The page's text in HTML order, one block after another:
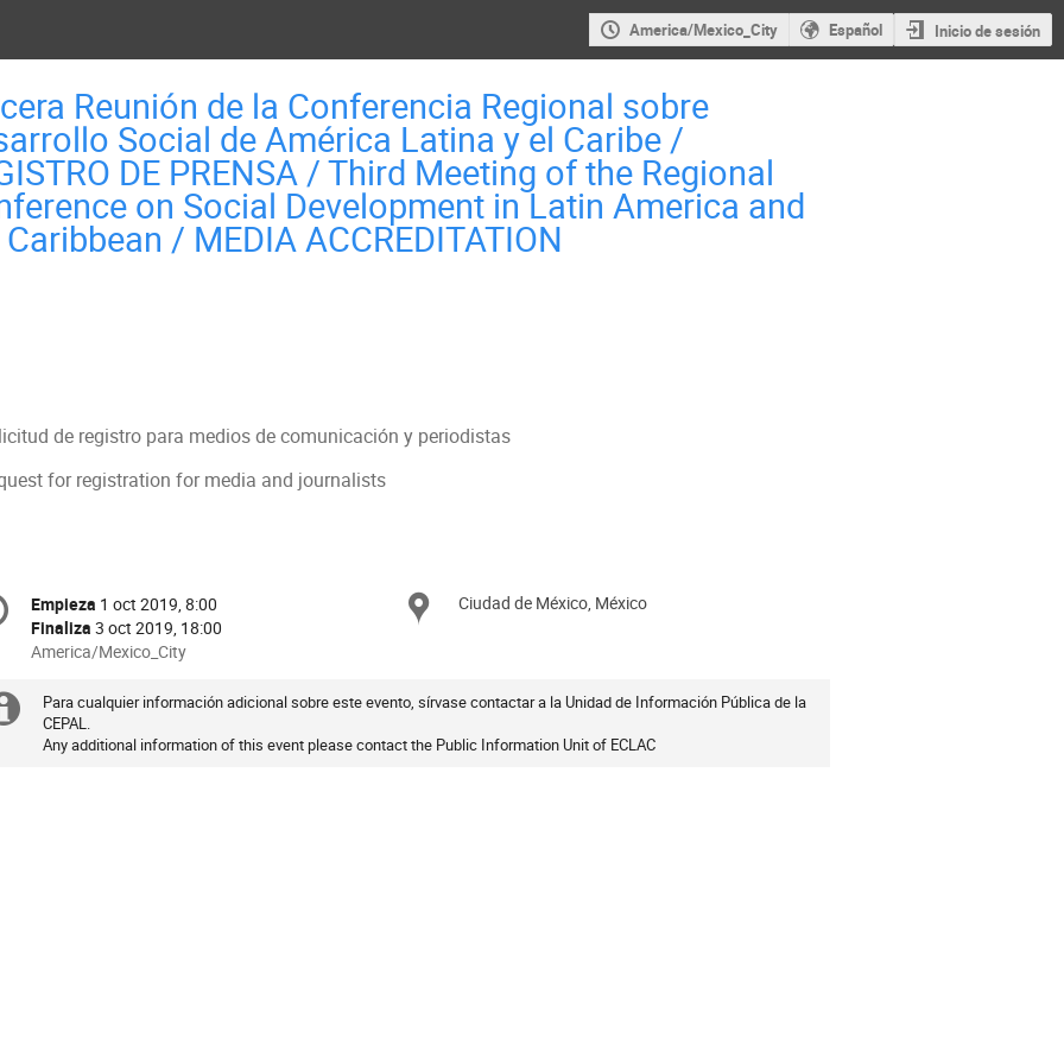
America/Mexico_City Español Inicio de sesión
Reunión de la Conferencia Regional sobre
Social de América Latina y el Caribe /
DE PRENSA / Third Meeting of the Regional
on Social Development in Latin America and
/ MEDIA ACCREDITATION
de registro para medios de comunicación y periodistas
for registration for media and journalists
Fecha/Hora
Empieza 1 oct 2019, 8:00
Finaliza 3 oct 2019, 18:00
All
are
in
America/Mexico_City
America/Mexico_City
Ubicación
Ciudad de México, México
Información
extra
Para cualquier información adicional sobre este evento, sírvase contactar a la Unidad de Información Pública de la
CEPAL.
Any additional information of this event please contact the Public Information Unit of ECLAC